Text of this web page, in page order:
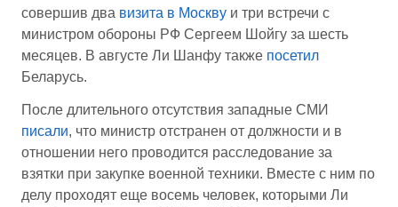
совершив два визита в Москву и три встречи с
министром обороны РФ Сергеем Шойгу за шесть
месяцев. В августе Ли Шанфу также посетил
Беларусь.
После длительного отсутствия западные СМИ
писали, что министр отстранен от должности и в
отношении него проводится расследование за
взятки при закупке военной техники. Вместе с ним по
делу проходят еще восемь человек, которыми Ли